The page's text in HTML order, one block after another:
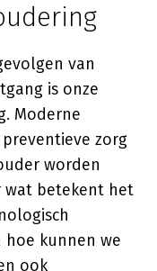
van
is onze
Moderne
zorg
worden
wat betekent het
hoe kunnen we
ook